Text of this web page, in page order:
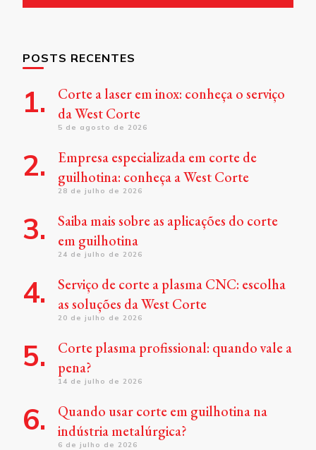
POSTS RECENTES
Corte a laser em inox: conheça o serviço
da West Corte
5 de agosto de 2026
Empresa especializada em corte de
guilhotina: conheça a West Corte
28 de julho de 2026
Saiba mais sobre as aplicações do corte
em guilhotina
24 de julho de 2026
Serviço de corte a plasma CNC: escolha
as soluções da West Corte
20 de julho de 2026
Corte plasma profissional: quando vale a
pena?
14 de julho de 2026
Quando usar corte em guilhotina na
indústria metalúrgica?
6 de julho de 2026